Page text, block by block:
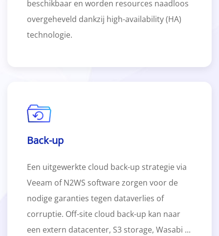
beschikbaar en worden resources naadloos
overgeheveld dankzij high-availability (HA)
technologie.
Back-up
Een uitgewerkte cloud back-up strategie via
Veeam of N2WS software zorgen voor de
nodige garanties tegen dataverlies of
corruptie. Off-site cloud back-up kan naar
een extern datacenter, S3 storage, Wasabi ...